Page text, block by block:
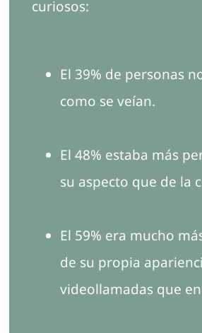
curiosos:
El 39% de personas
como se veían.
El 48% estaba más
su aspecto que de la
El 59% era mucho
de su propia
videollamadas que